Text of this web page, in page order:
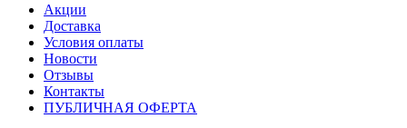
Акции
Доставка
Условия оплаты
Новости
Отзывы
Контакты
ПУБЛИЧНАЯ ОФЕРТА